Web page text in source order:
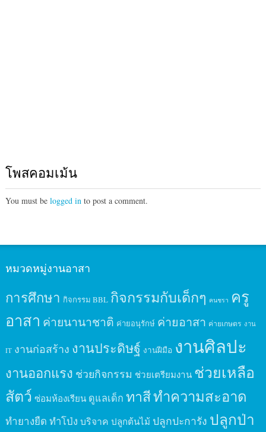
โพสคอมเม้น
You must be logged into post a comment.
หมวดหมู่งานอาสา
การศึกษา กิจกรรม BBL กิจกรรมกับเด็กๆ คนชรา ครู
อาสา ค่ายนานาชาติ ค่ายอนุรักษ์ ค่ายอาสา ค่ายเกษตร งาน
IT งานก่อสร้าง งานประดิษฐ์ งานฝีมือ งานศิลปะ
งานออกแรง ช่วยกิจกรรม ช่วยเตรียมงาน ช่วยเหลือ
สัตว์ ซ่อมห้องเรียน ดูแลเด็ก ทาสีทำความสะอาด
ทำยางยืด ทำโป่ง บริจาค ปลูกต้นไม้ ปลูกปะการัง ปลูกป่า